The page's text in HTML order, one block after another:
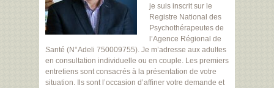
je suis inscrit sur le
Registre National des
Psychothérapeutes de
l’Agence Régional de
Santé (N°Adeli 750009755). Je m’adresse aux adultes
en consultation individuelle ou en couple. Les premiers
entretiens sont consacrés à la présentation de votre
situation. Ils sont l’occasion d’affiner votre demande et